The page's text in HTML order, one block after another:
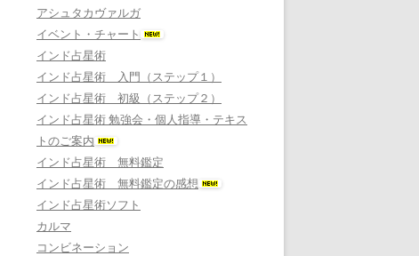
アシュタカヴァルガ
イベント・チャート
インド占星術
インド占星術 入門（ステップ１）
インド占星術 初級（ステップ２）
インド占星術 勉強会・個人指導・テキス
トのご案内
インド占星術 無料鑑定
インド占星術 無料鑑定の感想
インド占星術ソフト
カルマ
コンビネーション